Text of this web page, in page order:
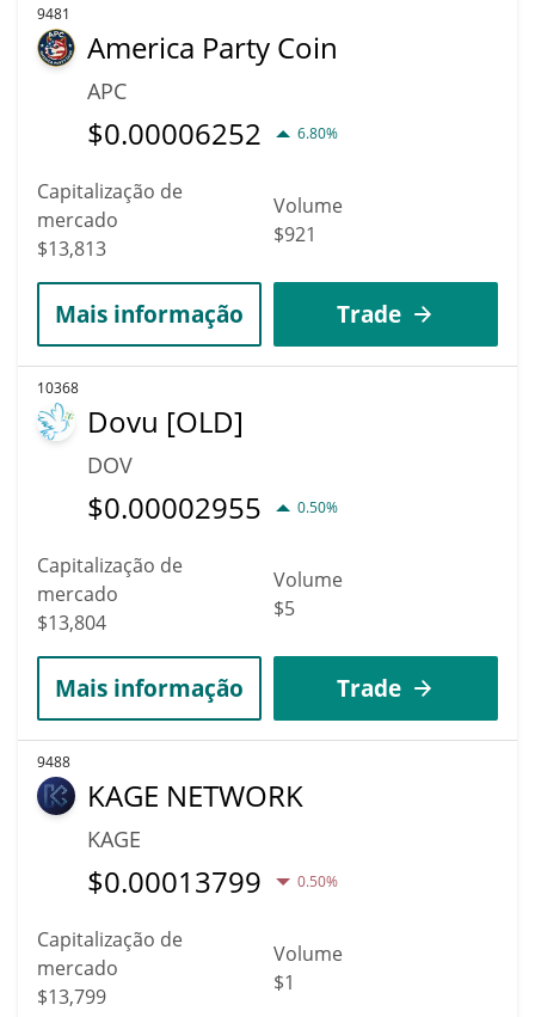
9481
America Party Coin
APC
$0.00006252 6.80%
Capitalização de
mercado
$13,813
Volume
$921
Mais informação Trade
10368
Dovu [OLD]
DOV
$0.00002955 0.50%
Capitalização de
mercado
$13,804
Volume
$5
Mais informação Trade
9488
KAGE NETWORK
KAGE
$0.00013799 0.50%
Capitalização de
mercado
$13,799
Volume
$1